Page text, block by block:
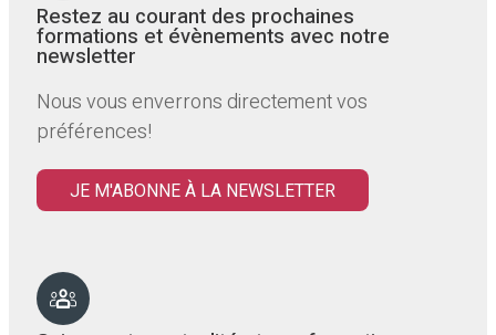
Restez au courant des prochaines
formations et évènements avec notre
newsletter
Nous vous enverrons directement vos
préférences!
JE M'ABONNE À LA NEWSLETTER